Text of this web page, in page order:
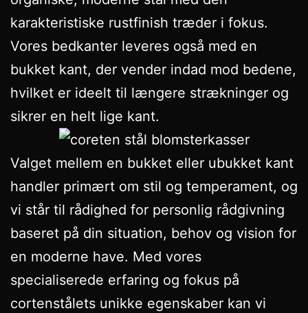
karakteristiske rustfinish træder i fokus.
Vores bedkanter leveres også med en
bukket kant, der vender indad mod bedene,
hvilket er ideelt til længere strækninger og
sikrer en helt lige kant.
Valget mellem en bukket eller ubukket kant
handler primært om stil og temperament, og
vi står til rådighed for personlig rådgivning
baseret på din situation, behov og vision for
en moderne have. Med vores
specialiserede erfaring og fokus på
cortenstålets unikke egenskaber kan vi